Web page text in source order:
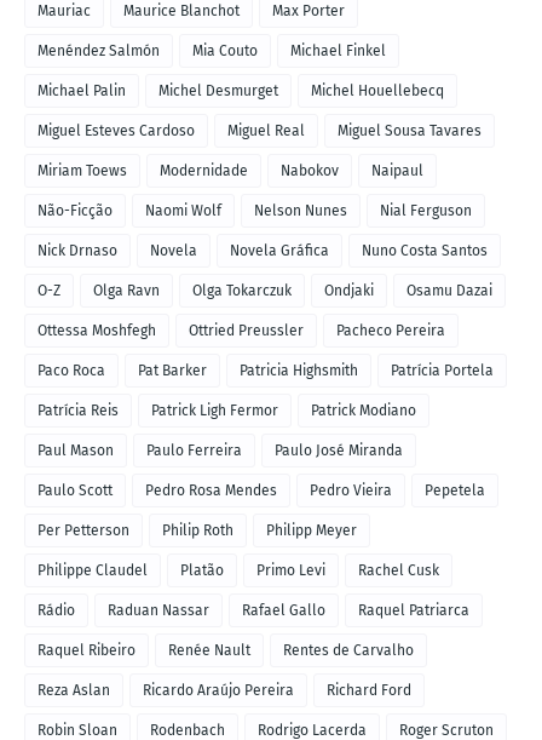
Mauriac Maurice Blanchot Max Porter
Menéndez Salmón Mia Couto Michael Finkel
Michael Palin Michel Desmurget Michel Houellebecq
Miguel Esteves Cardoso Miguel Real Miguel Sousa Tavares
Miriam Toews Modernidade Nabokov Naipaul
Não-Ficção Naomi Wolf Nelson Nunes Nial Ferguson
Nick Drnaso Novela Novela Gráfica Nuno Costa Santos
O-Z Olga Ravn Olga Tokarczuk Ondjaki Osamu Dazai
Ottessa Moshfegh Ottried Preussler Pacheco Pereira
Paco Roca Pat Barker Patricia Highsmith Patrícia Portela
Patrícia Reis Patrick Ligh Fermor Patrick Modiano
Paul Mason Paulo Ferreira Paulo José Miranda
Paulo Scott Pedro Rosa Mendes Pedro Vieira Pepetela
Per Petterson Philip Roth Philipp Meyer
Philippe Claudel Platão Primo Levi Rachel Cusk
Rádio Raduan Nassar Rafael Gallo Raquel Patriarca
Raquel Ribeiro Renée Nault Rentes de Carvalho
Reza Aslan Ricardo Araújo Pereira Richard Ford
Robin Sloan Rodenbach Rodrigo Lacerda Roger Scruton